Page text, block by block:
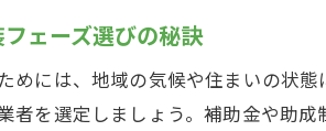
仕上
ェーズ選びの秘訣
めには、地域の気候や住まいの状
者を選定しましょう。補助金や助